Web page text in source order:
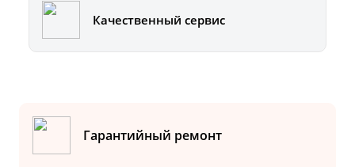
Качественный сервис
Гарантийный ремонт